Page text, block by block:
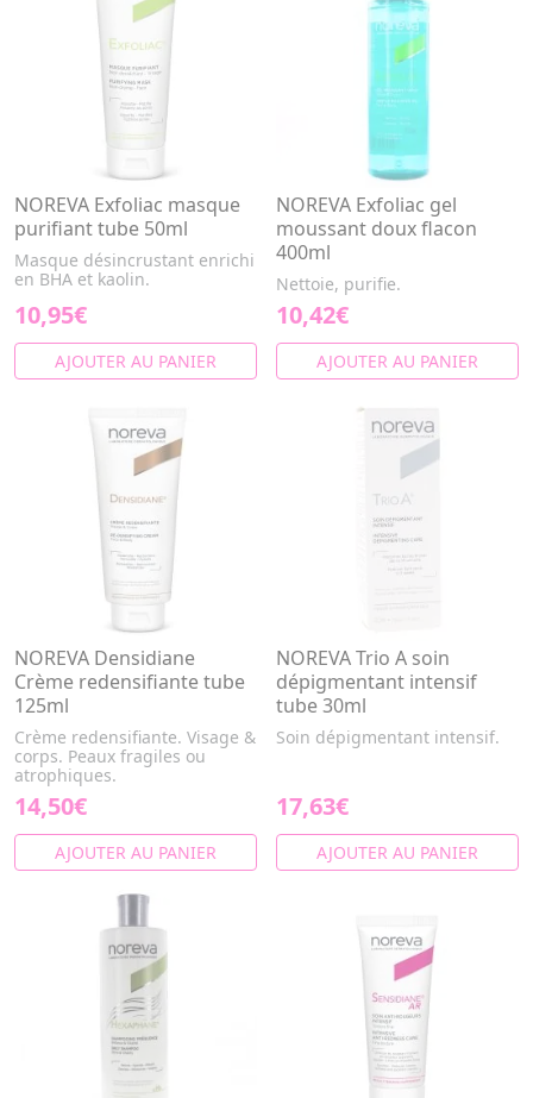
NOREVA Exfoliac masque
purifiant tube 50ml
Masque désincrustant enrichi
en BHA et kaolin.
10,95€
AJOUTER AU PANIER
NOREVA Exfoliac gel
moussant doux flacon
400ml
Nettoie, purifie.
10,42€
AJOUTER AU PANIER
NOREVA Densidiane
Crème redensifiante tube
125ml
Crème redensifiante. Visage &
corps. Peaux fragiles ou
atrophiques.
14,50€
AJOUTER AU PANIER
NOREVA Trio A soin
dépigmentant intensif
tube 30ml
Soin dépigmentant intensif.
17,63€
AJOUTER AU PANIER